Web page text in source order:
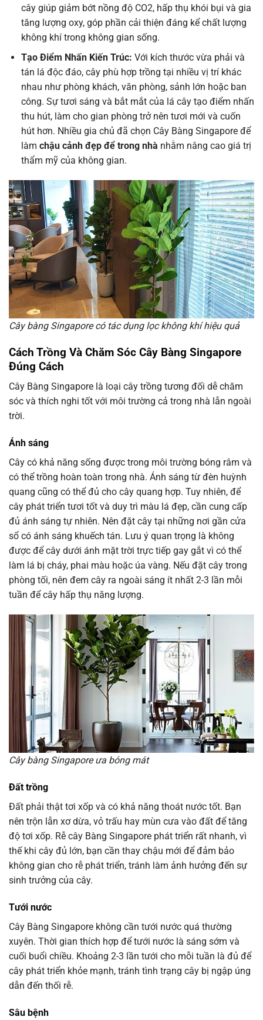
cây giúp giảm bớt nồng độ CO2, hấp thụ khói bụi và gia
tăng lượng oxy, góp phần cải thiện đáng kể chất lượng
không khí trong không gian sống.
Tạo Điểm Nhấn Kiến Trúc: Với kích thước vừa phải và
tán lá độc đáo, cây phù hợp trồng tại nhiều vị trí khác
nhau như phòng khách, văn phòng, sảnh lớn hoặc ban
công. Sự tươi sáng và bắt mắt của lá cây tạo điểm nhấn
thu hút, làm cho gian phòng trở nên tươi mới và cuốn
hút hơn. Nhiều gia chủ đã chọn Cây Bàng Singapore để
làm chậu cảnh đẹp để trong nhà nhằm nâng cao giá trị
thẩm mỹ của không gian.
Cây bàng Singapore có tác dụng lọc không khí hiệu quả
Cách Trồng Và Chăm Sóc Cây Bàng Singapore
Đúng Cách
Cây Bàng Singapore là loại cây trồng tương đối dễ chăm
sóc và thích nghi tốt với môi trường cả trong nhà lẫn ngoài
trời.
Ánh sáng
Cây có khả năng sống được trong môi trường bóng râm và
có thể trồng hoàn toàn trong nhà. Ánh sáng từ đèn huỳnh
quang cũng có thể đủ cho cây quang hợp. Tuy nhiên, để
cây phát triển tươi tốt và duy trì màu lá đẹp, cần cung cấp
đủ ánh sáng tự nhiên. Nên đặt cây tại những nơi gần cửa
sổ có ánh sáng khuếch tán. Lưu ý quan trọng là không
được để cây dưới ánh mặt trời trực tiếp gay gắt vì có thể
làm lá bị cháy, phai màu hoặc úa vàng. Nếu đặt cây trong
phòng tối, nên đem cây ra ngoài sáng ít nhất 2-3 lần mỗi
tuần để cây hấp thụ năng lượng.
Cây bàng Singapore ưa bóng mát
Đất trồng
Đất phải thật tơi xốp và có khả năng thoát nước tốt. Bạn
nên trộn lẫn xơ dừa, vỏ trấu hay mùn cưa vào đất để tăng
độ tơi xốp. Rễ cây Bàng Singapore phát triển rất nhanh, vì
thế khi cây đủ lớn, bạn cần thay chậu mới để đảm bảo
không gian cho rễ phát triển, tránh làm ảnh hưởng đến sự
sinh trưởng của cây.
Tưới nước
Cây Bàng Singapore không cần tưới nước quá thường
xuyên. Thời gian thích hợp để tưới nước là sáng sớm và
cuối buổi chiều. Khoảng 2-3 lần tưới cho mỗi tuần là đủ để
cây phát triển khỏe mạnh, tránh tình trạng cây bị ngập úng
dẫn đến thối rễ.
Sâu bệnh